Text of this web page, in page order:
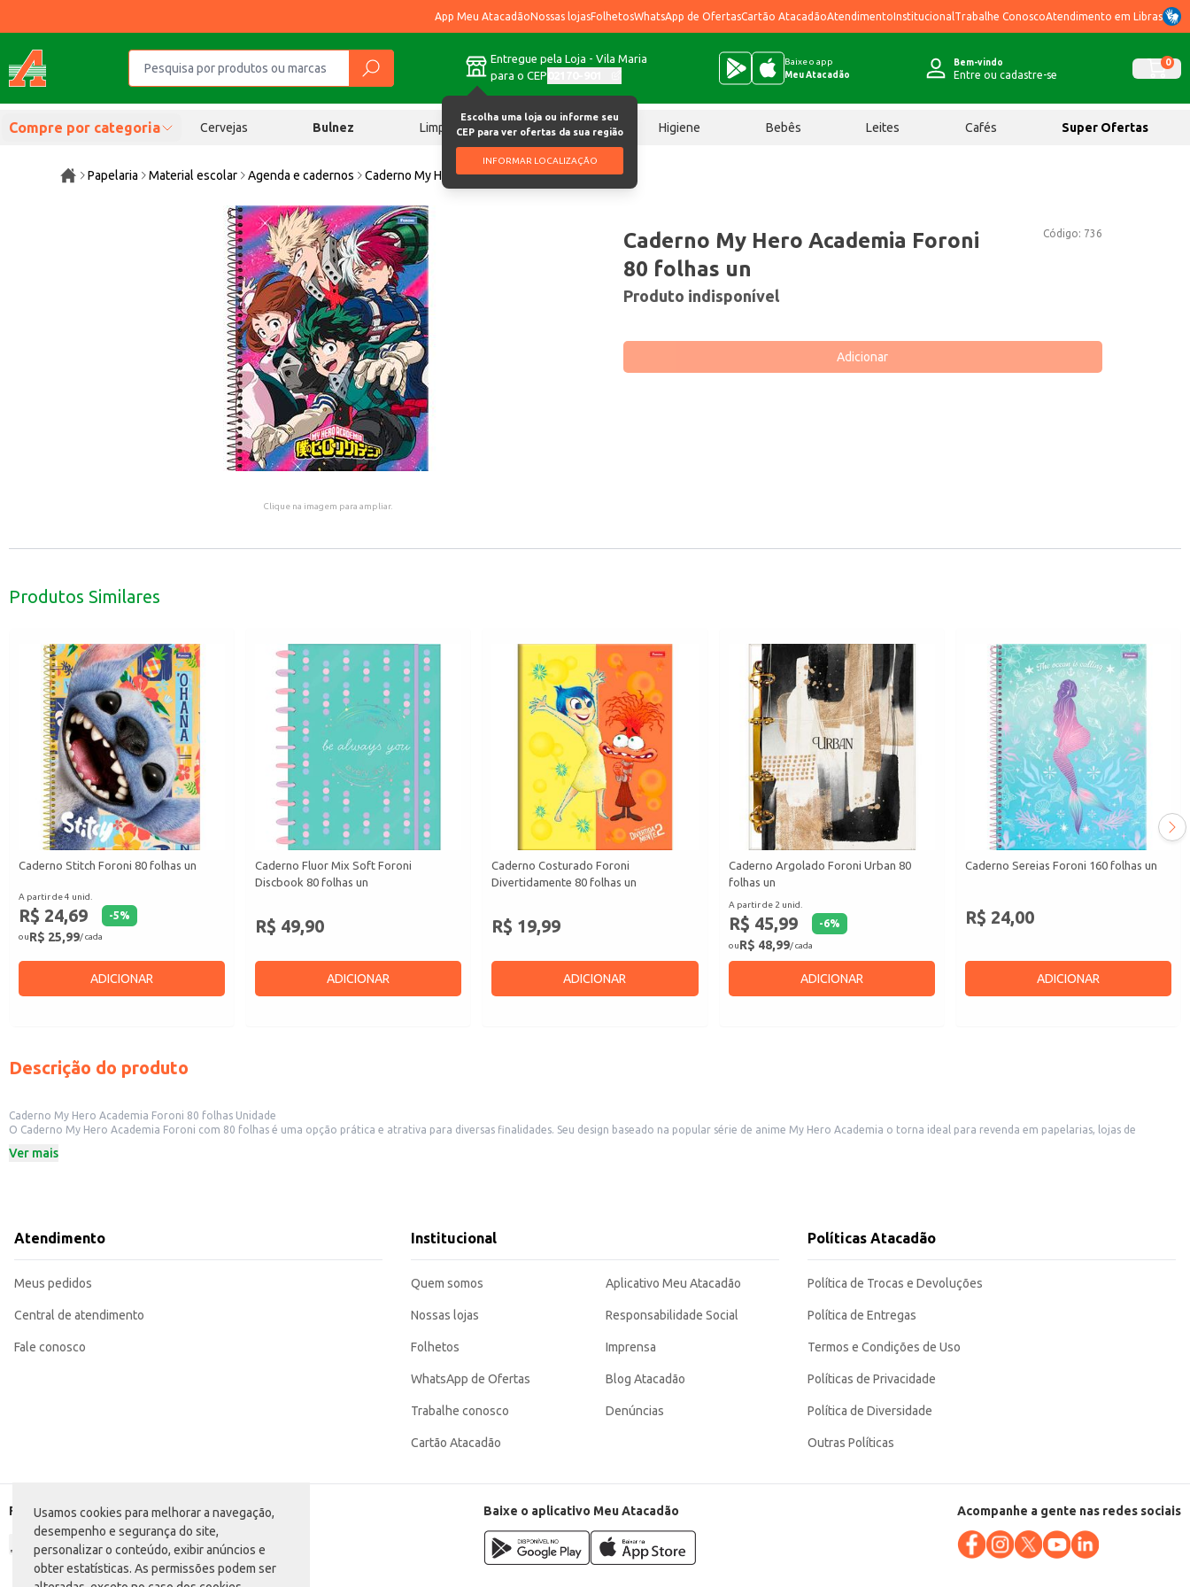
Usamos cookies para melhorar a navegação,
desempenho e segurança do site,
personalizar o conteúdo, exibir anúncios e
obter estatísticas. As permissões podem ser
App Meu AtacadãoNossas lojasFolhetosWhatsApp de OfertasCartão AtacadãoAtendimentoInstitucional Trabalhe ConoscoAtendimento em Libras
Entregue pela Loja - Vila Maria
para o CEP
Escolha uma loja ou informe seu
CEP para ver ofertas da sua região
INFORMAR LOCALIZAÇÃO
Baixe o app
Meu Atacadão
Bem-vindo
Entre ou cadastre-se
0
Compre por categoria Cervejas Bulnez Limpeza Chocolates Higiene Bebês Leites Cafés Super Ofertas
Papelaria Material escolar Agenda e cadernos Caderno My Hero Academia Foroni 80 folhas un
Clique na imagem para ampliar.
Código: 736
Caderno My Hero Academia Foroni
80 folhas un
Produto indisponível
Adicionar
Produtos Similares
Caderno Stitch Foroni 80 folhas un
A partir de 4 unid.
R$ 24,69 -5%
ouR$ 25,99/ cada
ADICIONAR
Caderno Fluor Mix Soft Foroni
Discbook 80 folhas un
R$ 49,90
ADICIONAR
Caderno Costurado Foroni
Divertidamente 80 folhas un
R$ 19,99
ADICIONAR
Caderno Argolado Foroni Urban 80
folhas un
A partir de 2 unid.
R$ 45,99 -6%
ouR$ 48,99/ cada
ADICIONAR
Caderno Sereias Foroni 160 folhas un
R$ 24,00
ADICIONAR
Descrição do produto
Caderno My Hero Academia Foroni 80 folhas Unidade
O Caderno My Hero Academia Foroni com 80 folhas é uma opção prática e atrativa para diversas finalidades. Seu design baseado na popular série de anime My Hero Academia o torna ideal para revenda em papelarias, lojas de
Dicas de uso:
Com sua combinação de praticidade e atratividade visual, o Caderno My Hero Academia Foroni oferece um bom custo-benefício tanto para o consumidor final quanto para o revendedor. Sua popularidade e funcionalidade garantem
uma boa rotatividade de estoque.
Marca: Foroni
Categoria: Agenda e cadernos
EAN: 7908077454104
Ver mais
Atendimento
Meus pedidos
Central de atendimento
Fale conosco
Institucional
Quem somos
Nossas lojas
Folhetos
WhatsApp de Ofertas
Trabalhe conosco
Cartão Atacadão
Aplicativo Meu Atacadão
Responsabilidade Social
Imprensa
Blog Atacadão
Denúncias
Políticas Atacadão
Política de Trocas e Devoluções
Política de Entregas
Termos e Condições de Uso
Políticas de Privacidade
Política de Diversidade
Outras Políticas
Formas de pagamento Baixe o aplicativo Meu Atacadão Acompanhe a gente nas redes sociais